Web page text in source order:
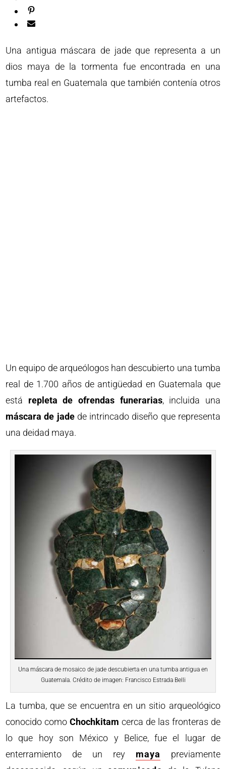
Una antigua máscara de jade que representa a un
dios maya de la tormenta fue encontrada en una
tumba real en Guatemala que también contenía otros
artefactos.
Un equipo de arqueólogos han descubierto una tumba
real de 1.700 años de antigüedad en Guatemala que
está repleta de ofrendas funerarias, incluida una
máscara de jadede intrincado diseño que representa
una deidad maya.
Una máscara de mosaico de jade descubierta en una tumba antigua en
Guatemala. Crédito de imagen: Francisco Estrada Belli
La tumba, que se encuentra en un sitio arqueológico
conocido comoChochkitam cerca de las fronteras de
lo que hoy son México y Belice, fue el lugar de
enterramiento de un rey maya previamente